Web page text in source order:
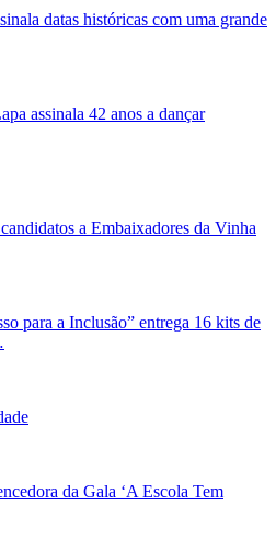
datas históricas com uma grande
assinala 42 anos a dançar
a Embaixadores da Vinha
para a Inclusão” entrega 16 kits de
da Gala ‘A Escola Tem